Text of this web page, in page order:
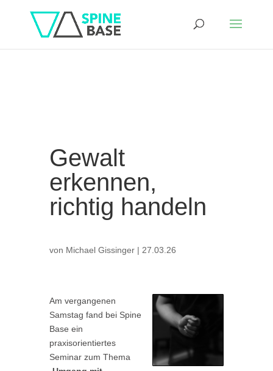
Gewalt
erkennen,
richtig handeln
von Michael Gissinger| 27.03.26
Am vergangenen
Samstag fand bei Spine
Base ein
praxisorientiertes
Seminar zum Thema